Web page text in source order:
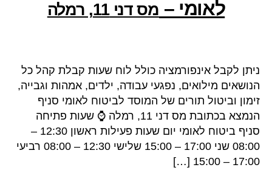
לאומי – מס דני 11, רמלה
ניתן לקבל אינפורמציה כולל לוח שעות קבלת קהל כל
הנושאים מילואים, נפגעי עבודה, ילדים, אמהות וגבייה,
זימון וביטול תורים של המוסד לביטוח לאומי סניף
הנמצא בכתובת מס דני 11, רמלה ⌚ שעות פתיחה
סניף ביטוח לאומי יום שעות פעילות ראשון 12:30 –
08:00 שני 17:00 – 15:00 שלישי 12:30 – 08:00 רביעי
17:00 – 15:00 […]